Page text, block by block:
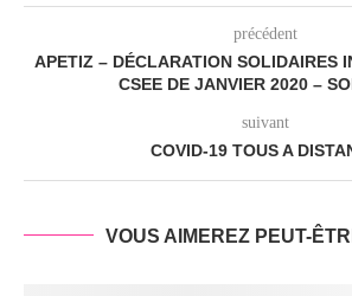
précédent
APETIZ – DÉCLARATION SOLIDAIRES
CSEE DE JANVIER 2020 –
suivant
COVID-19 TOUS A
VOUS AIMEREZ PEUT-